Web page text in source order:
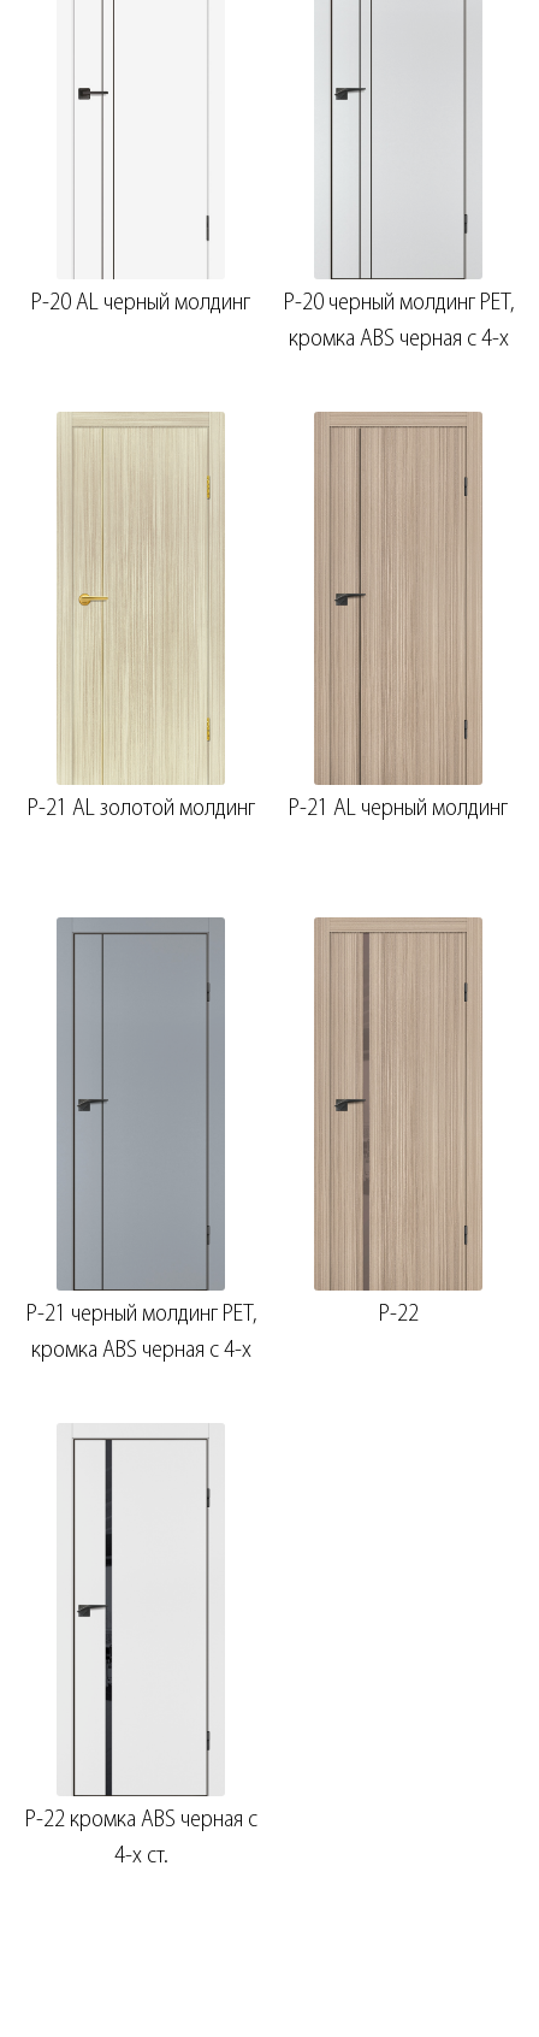
P-20 AL черный молдинг
P-20 черный молдинг PET,
кромка ABS черная c 4-х
P-21 AL золотой молдинг P-21 AL черный молдинг
P-21 черный молдинг PET,
кромка ABS черная c 4-х
P-22
P-22 кромка ABS черная c
4-х ст.